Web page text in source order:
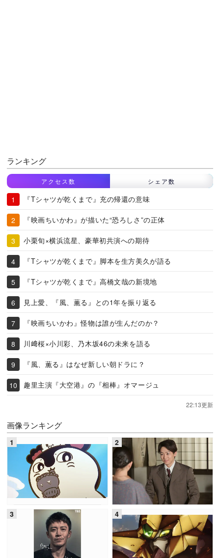
ランキング
アクセス数 シェア数
『Tシャツが乾くまで』充の帰還の意味
『映画ちいかわ』が描いた“恐ろしさ”の正体
小栗旬×横浜流星、豪華初共演への期待
『Tシャツが乾くまで』脚本を生方美久が語る
『Tシャツが乾くまで』高橋文哉の新境地
見上愛、『風、薫る』との1年を振り返る
『映画ちいかわ』怪物は誰が生んだのか？
川﨑桜×小川彩、乃木坂46の未来を語る
『風、薫る』はなぜ新しい朝ドラに？
趣里主演『大空港』の『相棒』オマージュ
22:13更新
画像ランキング